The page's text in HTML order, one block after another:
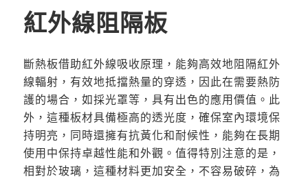
紅外線阻隔板
斷熱板借助紅外線吸收原理，能夠高效地阻隔紅外
線輻射，有效地抵擋熱量的穿透，因此在需要熱防
護的場合，如採光罩等，具有出色的應用價值。此
外，這種板材具備極高的透光度，確保室內環境保
持明亮，同時還擁有抗黃化和耐候性，能夠在長期
使用中保持卓越性能和外觀。值得特別注意的是，
相對於玻璃，這種材料更加安全，不容易破碎，為